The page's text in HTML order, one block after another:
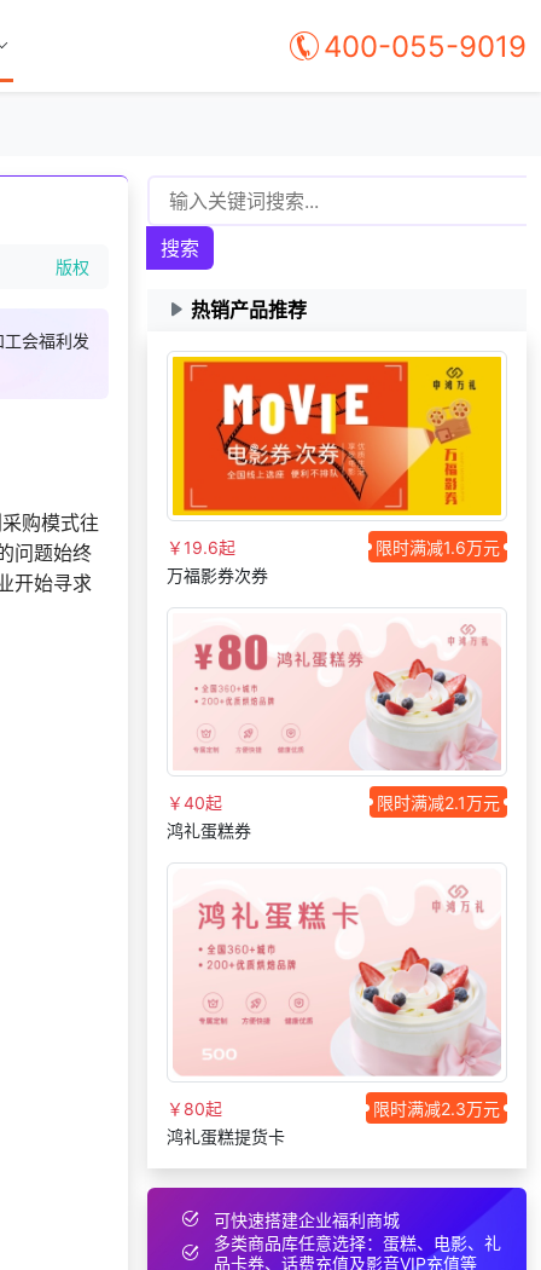
400-055-9019
版权
会福利发
购模式往
问题始终
开始寻求
搜索
热销产品推荐
￥19.6起
限时满减1.6万元
万福影券次券
￥40起
限时满减2.1万元
鸿礼蛋糕券
￥80起
限时满减2.3万元
鸿礼蛋糕提货卡
可快速搭建企业福利商城
多类商品库任意选择：蛋糕、电影、礼
品卡券、话费充值及影音VIP充值等
158***
咨询SaaS相关问题
181***
选择公司礼品商城
138*** 22 天前
189***
29 天前 了解礼品代发系统
29 天前
咨询SaaS相关问题
181***
1 天前 选择公司礼品商城
138***
索要福利礼品采购资
料
151***
索要商城资料
189***
29 天前
139***
获取礼品商城搭建资
料
152***
9 天前
选择礼品卡商城系统
187***
23 天前
加入礼品平台
180***
18 天前
咨询积分商城搭建
选择福利发放系统
150***
189***
7 天前
选择了企业福利系统
149***
21 小时前
了解礼品代发系统
177***
17 天前
加入分销
咨询供应商礼品
182***
16 天前 选择了礼品提货系统